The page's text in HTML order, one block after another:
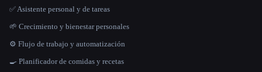
✅ Asistente personal y de tareas
🌱 Crecimiento y bienestar personales
⚙️ Flujo de trabajo y automatización
🍳 Planificador de comidas y recetas